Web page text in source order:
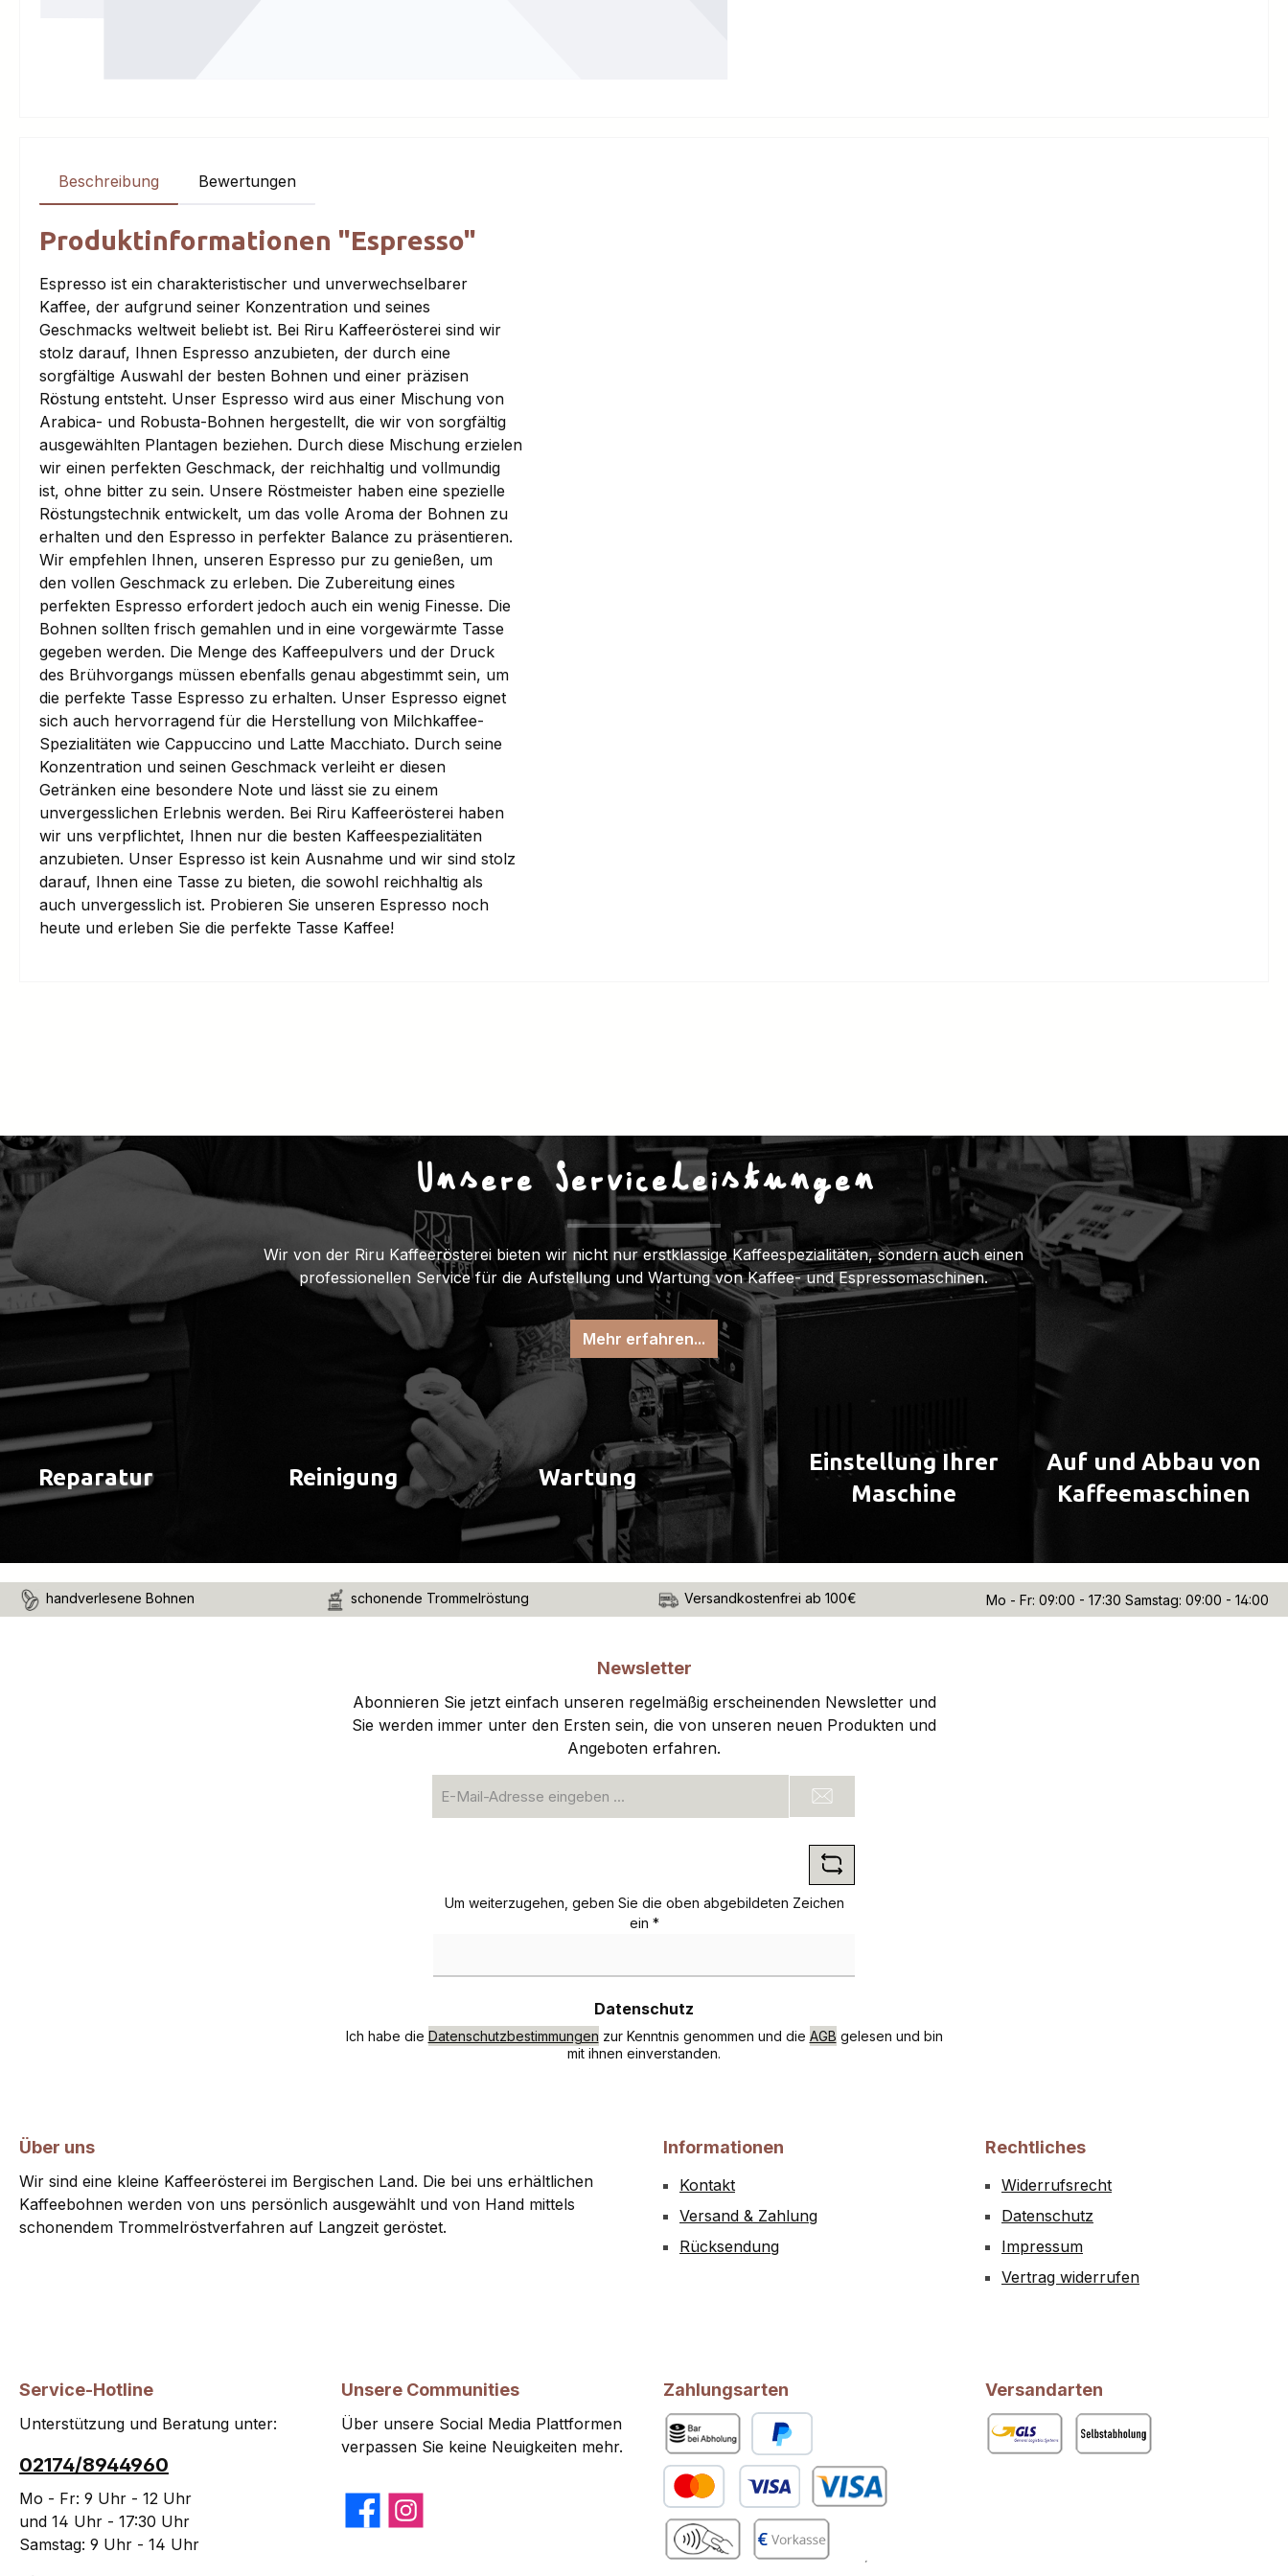
Beschreibung Bewertungen
Produktinformationen "Espresso"
Espresso ist ein charakteristischer und unverwechselbarer
Kaffee, der aufgrund seiner Konzentration und seines
Geschmacks weltweit beliebt ist. Bei Riru Kaffeerösterei sind wir
stolz darauf, Ihnen Espresso anzubieten, der durch eine
sorgfältige Auswahl der besten Bohnen und einer präzisen
Röstung entsteht. Unser Espresso wird aus einer Mischung von
Arabica- und Robusta-Bohnen hergestellt, die wir von sorgfältig
ausgewählten Plantagen beziehen. Durch diese Mischung erzielen
wir einen perfekten Geschmack, der reichhaltig und vollmundig
ist, ohne bitter zu sein. Unsere Röstmeister haben eine spezielle
Röstungstechnik entwickelt, um das volle Aroma der Bohnen zu
erhalten und den Espresso in perfekter Balance zu präsentieren.
Wir empfehlen Ihnen, unseren Espresso pur zu genießen, um
den vollen Geschmack zu erleben. Die Zubereitung eines
perfekten Espresso erfordert jedoch auch ein wenig Finesse. Die
Bohnen sollten frisch gemahlen und in eine vorgewärmte Tasse
gegeben werden. Die Menge des Kaffeepulvers und der Druck
des Brühvorgangs müssen ebenfalls genau abgestimmt sein, um
die perfekte Tasse Espresso zu erhalten. Unser Espresso eignet
sich auch hervorragend für die Herstellung von Milchkaffee-
Spezialitäten wie Cappuccino und Latte Macchiato. Durch seine
Konzentration und seinen Geschmack verleiht er diesen
Getränken eine besondere Note und lässt sie zu einem
unvergesslichen Erlebnis werden. Bei Riru Kaffeerösterei haben
wir uns verpflichtet, Ihnen nur die besten Kaffeespezialitäten
anzubieten. Unser Espresso ist kein Ausnahme und wir sind stolz
darauf, Ihnen eine Tasse zu bieten, die sowohl reichhaltig als
auch unvergesslich ist. Probieren Sie unseren Espresso noch
heute und erleben Sie die perfekte Tasse Kaffee!
Unsere Serviceleistungen
Wir von der Riru Kaffeerösterei bieten wir nicht nur erstklassige Kaffeespezialitäten, sondern auch einen
professionellen Service für die Aufstellung und Wartung von Kaffee- und Espressomaschinen.
Mehr erfahren...
Reparatur Reinigung Wartung
Einstellung Ihrer
Maschine
Auf und Abbau von
Kaffeemaschinen
handverlesene Bohnen schonende Trommelröstung Versandkostenfrei ab 100€ Mo - Fr: 09:00 - 17:30 Samstag: 09:00 - 14:00
Newsletter
Abonnieren Sie jetzt einfach unseren regelmäßig erscheinenden Newsletter und
Sie werden immer unter den Ersten sein, die von unseren neuen Produkten und
Angeboten erfahren.
Mail-
Um weiterzugehen, geben Sie die oben abgebildeten Zeichen
ein *
Datenschutz
Ich habe die Datenschutzbestimmungen zur Kenntnis genommen und die AGB gelesen und bin
mit ihnen einverstanden.
Über uns
Wir sind eine kleine Kaffeerösterei im Bergischen Land. Die bei uns erhältlichen
Kaffeebohnen werden von uns persönlich ausgewählt und von Hand mittels
schonendem Trommelröstverfahren auf Langzeit geröstet.
Informationen
Kontakt
Versand & Zahlung
Rücksendung
Rechtliches
Widerrufsrecht
Datenschutz
Impressum
Vertrag widerrufen
Service-Hotline
Unterstützung und Beratung unter:
02174/8944960
Mo - Fr: 9 Uhr - 12 Uhr
und 14 Uhr - 17:30 Uhr
Samstag: 9 Uhr - 14 Uhr
Unsere Communities
Über unsere Social Media Plattformen
verpassen Sie keine Neuigkeiten mehr.
FacebookInstagram
Zahlungsarten
Bar bei Abholung
PayPal
Kredit- oder DebitkarteBenutzerdefiniertes Bild 1
Versandarten